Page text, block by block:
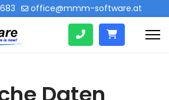
office@mmm-software.at